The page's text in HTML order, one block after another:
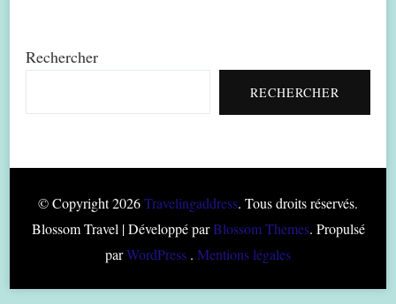
Rechercher
RECHERCHER
© Copyright 2026Travelingaddress. Tous droits réservés.
Blossom Travel | Développé parBlossom Themes. Propulsé
parWordPress . Mentions légales